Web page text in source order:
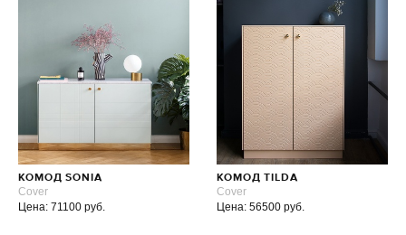
КОМОД SONIA
Cover
Цена: 71100 руб.
КОМОД TILDA
Cover
Цена: 56500 руб.